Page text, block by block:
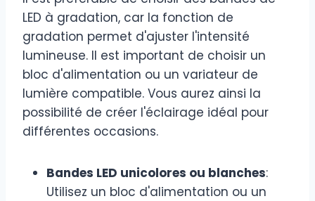
LED à gradation, car la fonction de
gradation permet d'ajuster l'intensité
lumineuse. Il est important de choisir un
bloc d'alimentation ou un variateur de
lumière compatible. Vous aurez ainsi la
possibilité de créer l'éclairage idéal pour
différentes occasions.
Bandes LED unicolores ou blanches:
Utilisez un bloc d'alimentation ou un